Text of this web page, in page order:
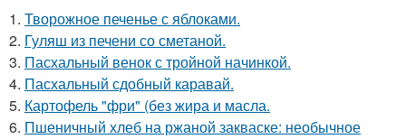
1. Творожное печенье с яблоками.
2. Гуляш из печени со сметаной.
3. Пасхальный венок с тройной начинкой.
4. Пасхальный сдобный каравай.
5. Картофель "фри" (без жира и масла.
6. Пшеничный хлеб на ржаной закваске: необычное